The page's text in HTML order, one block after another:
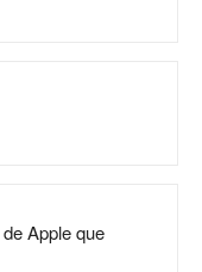
Apple que